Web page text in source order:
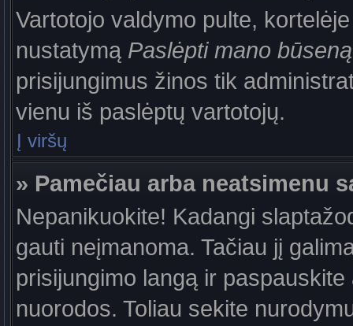
Vartotojo valdymo pulte,
nustatymą Paslėpti mano būseną
prisijungimus žinos tik
vienu iš paslėptų vartotojų.
Į viršų
» Pamečiau arba neatsimenu
Nepanikuokite! Kadangi
gauti neįmanoma. Tačiau jį
prisijungimo langą ir
nuorodos. Toliau sekite